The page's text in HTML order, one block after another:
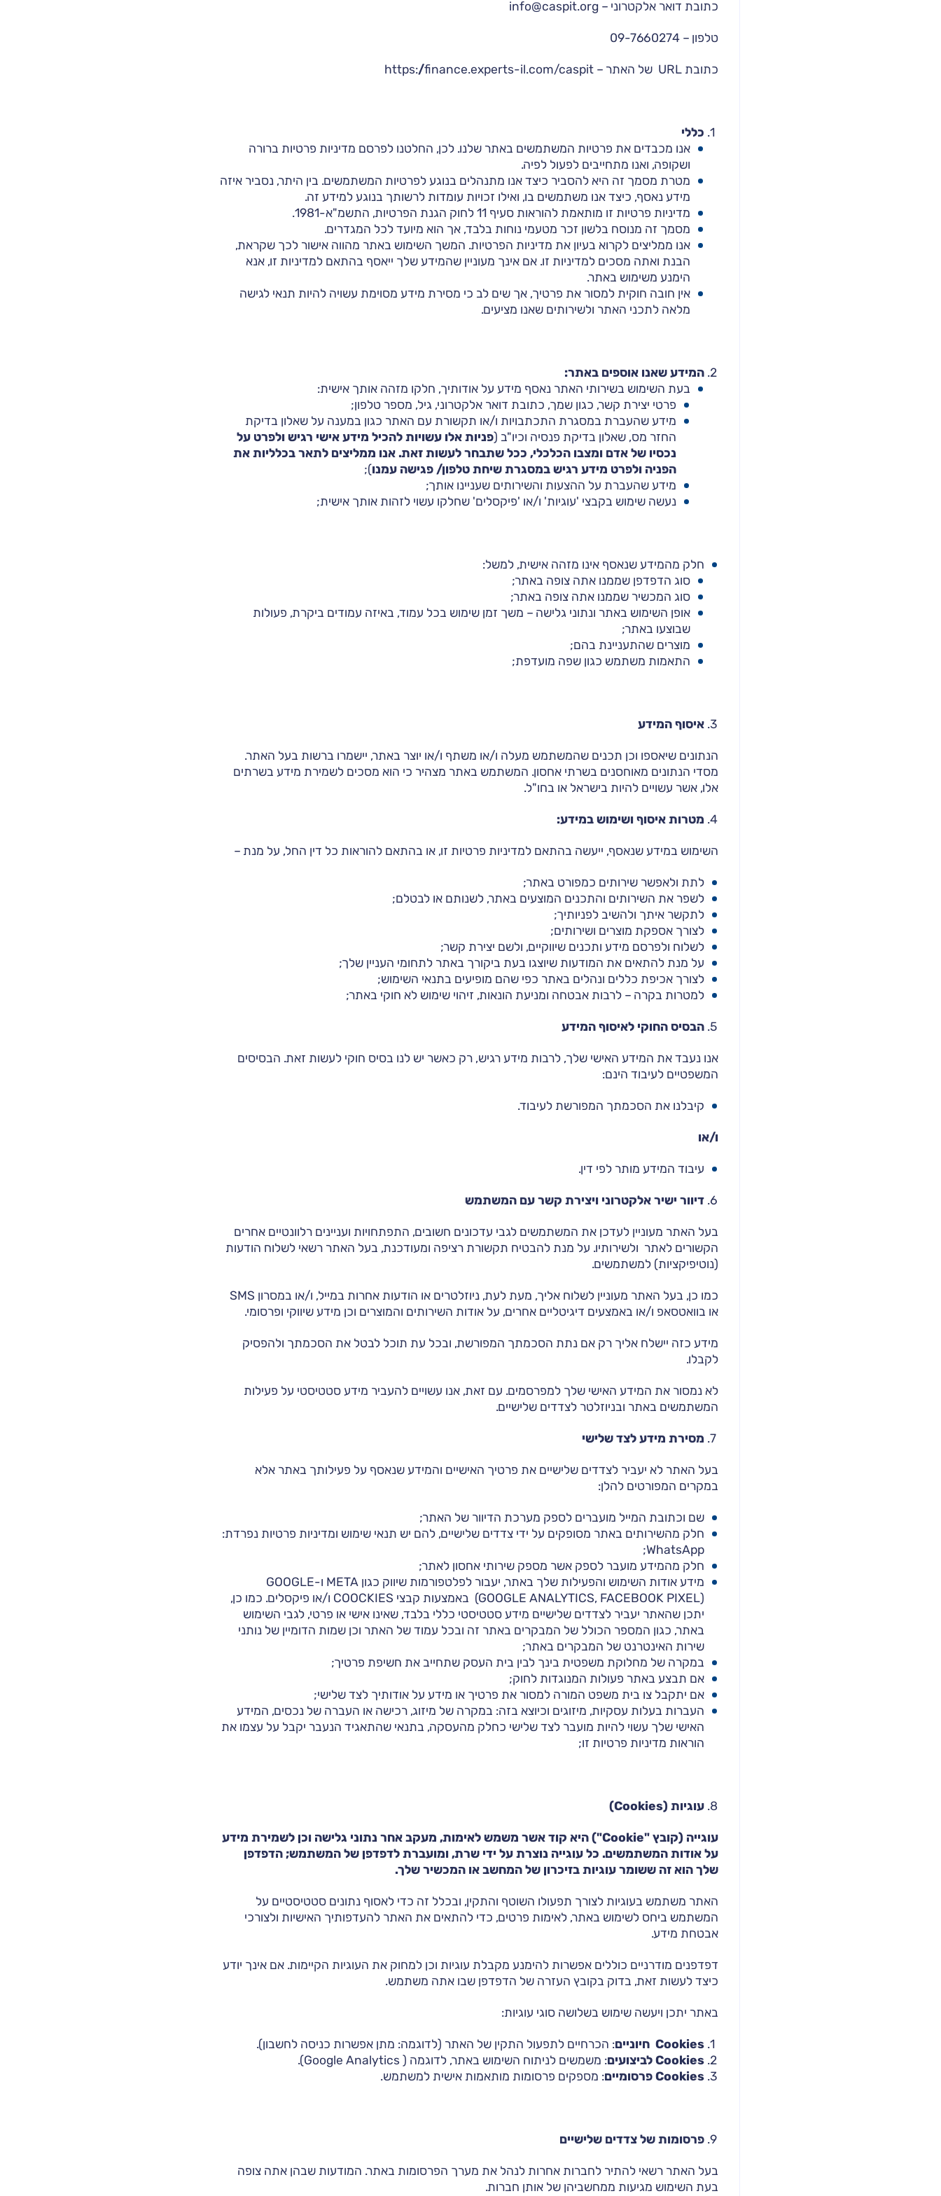
כתובת דואר אלקטרוני – info@caspit.org
טלפון – 09-7660274
כתובת URL של האתר – https://finance.experts-il.com/caspit
כללי
אנו מכבדים את פרטיות המשתמשים באתר שלנו. לכן, החלטנו לפרסם מדיניות פרטיות ברורה
ושקופה, ואנו מתחייבים לפעול לפיה.
מטרת מסמך זה היא להסביר כיצד אנו מתנהלים בנוגע לפרטיות המשתמשים. בין היתר, נסביר איזה
מידע נאסף, כיצד אנו משתמשים בו, ואילו זכויות עומדות לרשותך בנוגע למידע זה.
מדיניות פרטיות זו מותאמת להוראות סעיף 11 לחוק הגנת הפרטיות, התשמ"א-1981.
מסמך זה מנוסח בלשון זכר מטעמי נוחות בלבד, אך הוא מיועד לכל המגדרים.
אנו ממליצים לקרוא בעיון את מדיניות הפרטיות. המשך השימוש באתר מהווה אישור לכך שקראת,
הבנת ואתה מסכים למדיניות זו. אם אינך מעוניין שהמידע שלך ייאסף בהתאם למדיניות זו, אנא
הימנע משימוש באתר.
אין חובה חוקית למסור את פרטיך, אך שים לב כי מסירת מידע מסוימת עשויה להיות תנאי לגישה
מלאה לתכני האתר ולשירותים שאנו מציעים.
המידע שאנו אוספים באתר:
בעת השימוש בשירותי האתר נאסף מידע על אודותיך, חלקו מזהה אותך אישית:
פרטי יצירת קשר, כגון שמך, כתובת דואר אלקטרוני, גיל, מספר טלפון;
מידע שהעברת במסגרת התכתבויות ו/או תקשורת עם האתר כגון במענה על שאלון בדיקת
החזר מס, שאלון בדיקת פנסיה וכיו"ב (פניות אלו עשויות להכיל מידע אישי רגיש ולפרט על
נכסיו של אדם ומצבו הכלכלי, ככל שתבחר לעשות זאת. אנו ממליצים לתאר בכלליות את
הפניה ולפרט מידע רגיש במסגרת שיחת טלפון/ פגישה עמנו);
מידע שהעברת על ההצעות והשירותים שעניינו אותך;
נעשה שימוש בקבצי 'עוגיות' ו/או 'פיקסלים' שחלקו עשוי לזהות אותך אישית;
חלק מהמידע שנאסף אינו מזהה אישית, למשל:
סוג הדפדפן שממנו אתה צופה באתר;
סוג המכשיר שממנו אתה צופה באתר;
אופן השימוש באתר ונתוני גלישה – משך זמן שימוש בכל עמוד, באיזה עמודים ביקרת, פעולות
שבוצעו באתר;
מוצרים שהתעניינת בהם;
התאמות משתמש כגון שפה מועדפת;
איסוף המידע
הנתונים שיאספו וכן תכנים שהמשתמש מעלה ו/או משתף ו/או יוצר באתר, יישמרו ברשות בעל האתר.
מסדי הנתונים מאוחסנים בשרתי אחסון. המשתמש באתר מצהיר כי הוא מסכים לשמירת מידע בשרתים
אלו, אשר עשויים להיות בישראל או בחו"ל.
מטרות איסוף ושימוש במידע:
השימוש במידע שנאסף, ייעשה בהתאם למדיניות פרטיות זו, או בהתאם להוראות כל דין החל, על מנת –
לתת ולאפשר שירותים כמפורט באתר;
לשפר את השירותים והתכנים המוצעים באתר, לשנותם או לבטלם;
לתקשר איתך ולהשיב לפניותיך;
לצורך אספקת מוצרים ושירותים;
לשלוח ולפרסם מידע ותכנים שיווקיים, ולשם יצירת קשר;
על מנת להתאים את המודעות שיוצגו בעת ביקורך באתר לתחומי העניין שלך;
לצורך אכיפת כללים ונהלים באתר כפי שהם מופיעים בתנאי השימוש;
למטרות בקרה – לרבות אבטחה ומניעת הונאות, זיהוי שימוש לא חוקי באתר;
הבסיס החוקי לאיסוף המידע
אנו נעבד את המידע האישי שלך, לרבות מידע רגיש, רק כאשר יש לנו בסיס חוקי לעשות זאת. הבסיסים
המשפטיים לעיבוד הינם:
קיבלנו את הסכמתך המפורשת לעיבוד.
ו/או
עיבוד המידע מותר לפי דין.
דיוור ישיר אלקטרוני ויצירת קשר עם המשתמש
בעל האתר מעוניין לעדכן את המשתמשים לגבי עדכונים חשובים, התפתחויות ועניינים רלוונטיים אחרים
הקשורים לאתר ולשירותיו. על מנת להבטיח תקשורת רציפה ומעודכנת, בעל האתר רשאי לשלוח הודעות
(נוטיפיקציות) למשתמשים.
כמו כן, בעל האתר מעוניין לשלוח אליך, מעת לעת, ניוזלטרים או הודעות אחרות במייל, ו/או במסרון SMS
או בוואטסאפ ו/או באמצעים דיגיטליים אחרים, על אודות השירותים והמוצרים וכן מידע שיווקי ופרסומי.
מידע כזה יישלח אליך רק אם נתת הסכמתך המפורשת, ובכל עת תוכל לבטל את הסכמתך ולהפסיק
לקבלו.
לא נמסור את המידע האישי שלך למפרסמים. עם זאת, אנו עשויים להעביר מידע סטטיסטי על פעילות
המשתמשים באתר ובניוזלטר לצדדים שלישיים.
מסירת מידע לצד שלישי
בעל האתר לא יעביר לצדדים שלישיים את פרטיך האישיים והמידע שנאסף על פעילותך באתר אלא
במקרים המפורטים להלן:
שם וכתובת המייל מועברים לספק מערכת הדיוור של האתר;
חלק מהשירותים באתר מסופקים על ידי צדדים שלישיים, להם יש תנאי שימוש ומדיניות פרטיות נפרדת:
WhatsApp;
חלק מהמידע מועבר לספק אשר מספק שירותי אחסון לאתר;
מידע אודות השימוש והפעילות שלך באתר, יעבור לפלטפורמות שיווק כגון META ו-GOOGLE
(GOOGLE ANALYTICS, FACEBOOK PIXEL) באמצעות קבצי COOCKIES ו/או פיקסלים. כמו כן,
יתכן שהאתר יעביר לצדדים שלישיים מידע סטטיסטי כללי בלבד, שאינו אישי או פרטי, לגבי השימוש
באתר, כגון המספר הכולל של המבקרים באתר זה ובכל עמוד של האתר וכן שמות הדומיין של נותני
שירות האינטרנט של המבקרים באתר;
במקרה של מחלוקת משפטית בינך לבין בית העסק שתחייב את חשיפת פרטיך;
אם תבצע באתר פעולות המנוגדות לחוק;
אם יתקבל צו בית משפט המורה למסור את פרטיך או מידע על אודותיך לצד שלישי;
העברות בעלות עסקיות, מיזוגים וכיוצא בזה: במקרה של מיזוג, רכישה או העברה של נכסים, המידע
האישי שלך עשוי להיות מועבר לצד שלישי כחלק מהעסקה, בתנאי שהתאגיד הנעבר יקבל על עצמו את
הוראות מדיניות פרטיות זו;
עוגיות (Cookies
)
עוגייה (קובץ "Cookie") היא קוד אשר משמש לאימות, מעקב אחר נתוני גלישה וכן לשמירת מידע
על אודות המשתמשים. כל עוגייה נוצרת על ידי שרת, ומועברת לדפדפן של המשתמש; הדפדפן
שלך הוא זה ששומר עוגיות בזיכרון של המחשב או המכשיר שלך.
האתר משתמש בעוגיות לצורך תפעולו השוטף והתקין, ובכלל זה כדי לאסוף נתונים סטטיסטיים על
המשתמש ביחס לשימוש באתר, לאימות פרטים, כדי להתאים את האתר להעדפותיך האישיות ולצורכי
אבטחת מידע.
דפדפנים מודרניים כוללים אפשרות להימנע מקבלת עוגיות וכן למחוק את העוגיות הקיימות. אם אינך יודע
כיצד לעשות זאת, בדוק בקובץ העזרה של הדפדפן שבו אתה משתמש.
באתר יתכן ויעשה שימוש בשלושה סוגי עוגיות:
Cookies חיוניים: הכרחיים לתפעול התקין של האתר (לדוגמה: מתן אפשרות כניסה לחשבון).
Cookies לביצועים: משמשים לניתוח השימוש באתר, לדוגמה ( Google Analytics).
Cookies פרסומיים: מספקים פרסומות מותאמות אישית למשתמש.
פרסומות של צדדים שלישיים
בעל האתר רשאי להתיר לחברות אחרות לנהל את מערך הפרסומות באתר. המודעות שבהן אתה צופה
בעת השימוש מגיעות ממחשביהן של אותן חברות.